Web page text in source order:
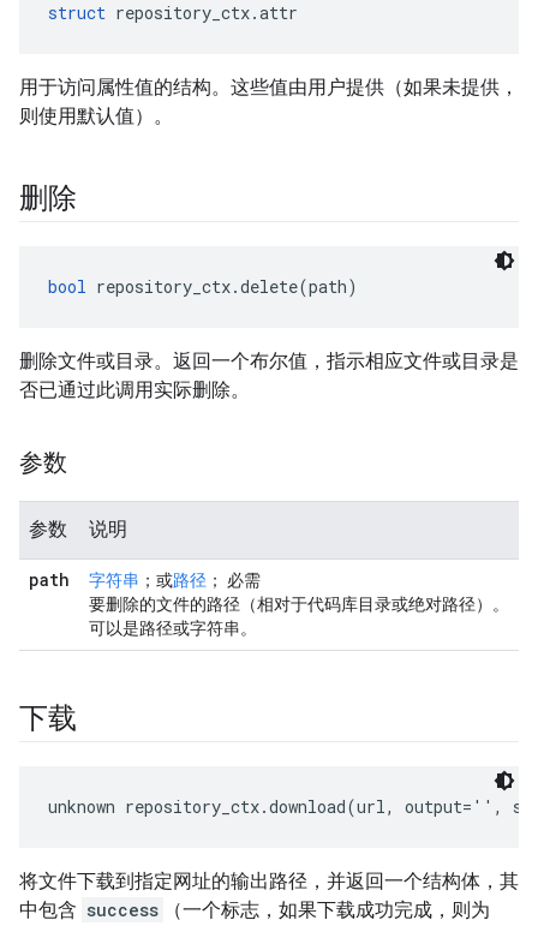
struct repository_ctx.attr
用于访问属性值的结构。这些值由用户提供（如果未提供，
则使用默认值）。
删除
bool repository_ctx.delete(path)
删除文件或目录。返回一个布尔值，指示相应文件或目录是
否已通过此调用实际删除。
参数
参数 说明
path 字符串 ；或路径 ； 必需
要删除的文件的路径（相对于代码库目录或绝对路径）。
可以是路径或字符串。
下载
unknown repository_ctx.download(url, output='',
将文件下载到指定网址的输出路径，并返回一个结构体，其
中包含 success
（一个标志，如果下载成功完成，则为